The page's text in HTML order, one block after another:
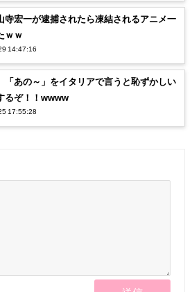
寺宏一が逮捕されたら凍結されるアニメ一
ｗｗ
14:47:16
「あの～」をイタリアで言うと恥ずかしい
るぞ！！wwww
17:55:28